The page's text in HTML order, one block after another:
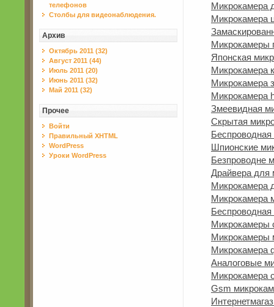
телефонов
Столбы для видеонаблюдения.
Архив
Октябрь 2011 (32)
Август 2011 (44)
Июль 2011 (20)
Июнь 2011 (32)
Май 2011 (32)
Прочее
Войти
Правильный XHTML
WordPress
Уроки WordPress
Микрокамера
Микрокамера
Микрокамеры
Японская
Микрокамера
Микрокамера
Микрокамера
Змеевидная
Скрытая
Шпионские
Безпроводне
Драйвера для
Микрокамера
Микрокамера
Микрокамеры
Микрокамеры
Микрокамера
Аналоговые
Микрокамера
Gsm